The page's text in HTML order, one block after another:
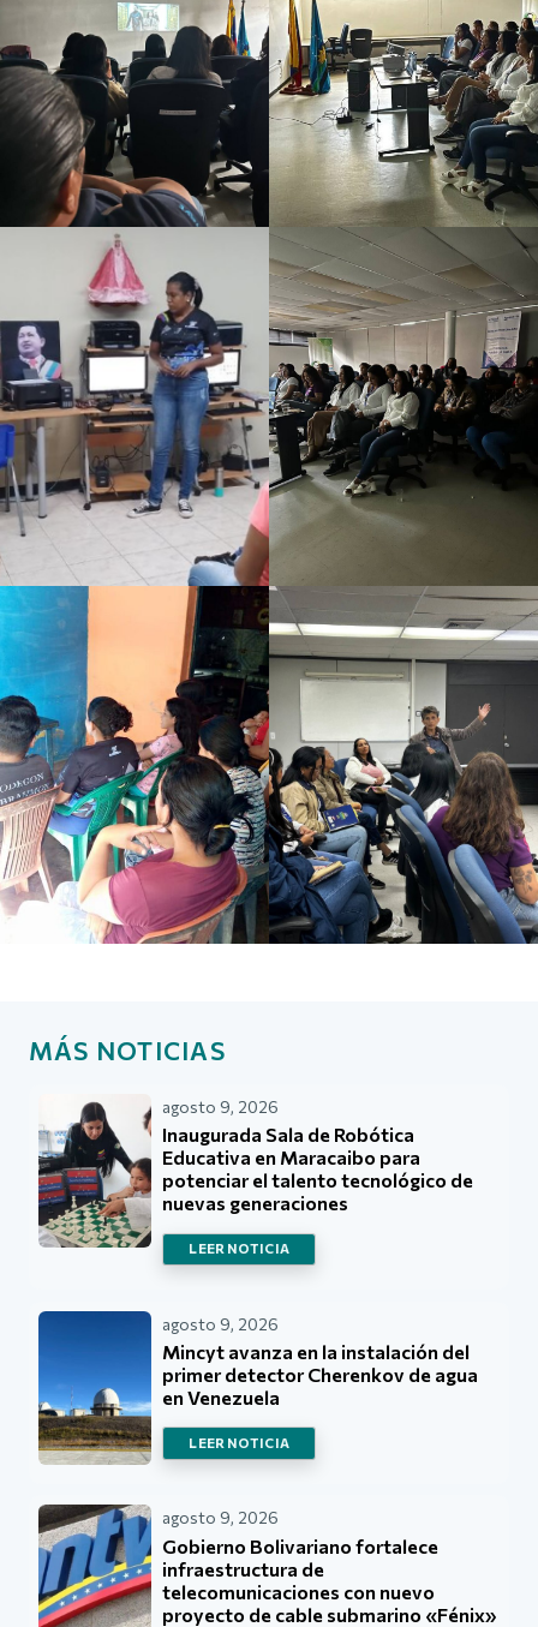
MÁS NOTICIAS
agosto 9, 2026
Inaugurada Sala de Robótica
Educativa en Maracaibo para
potenciar el talento tecnológico de
nuevas generaciones
LEER NOTICIA
agosto 9, 2026
Mincyt avanza en la instalación del
primer detector Cherenkov de agua
en Venezuela
LEER NOTICIA
agosto 9, 2026
Gobierno Bolivariano fortalece
infraestructura de
telecomunicaciones con nuevo
proyecto de cable submarino «Fénix»